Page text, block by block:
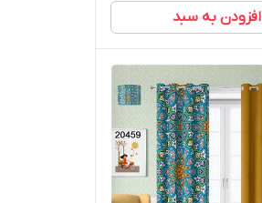
افزودن به سبد